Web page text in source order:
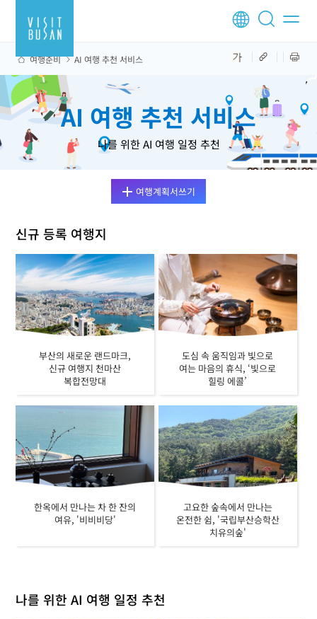
여행준비 AI 여행 추천 서비스
AI 여행 추천 서비스
나를 위한 AI 여행 일정 추천
여행계획서쓰기
신규 등록 여행지
부산의 새로운 랜드마크,
신규 여행지 천마산
복합전망대
도심 속 움직임과 빛으로
여는 마음의 휴식, ‘빛으로
힐링 에콜’
한옥에서 만나는 차 한 잔의
여유, '비비비당'
고요한 숲속에서 만나는
온전한 쉼, '국립부산승학산
치유의숲'
나를 위한 AI 여행 일정 추천